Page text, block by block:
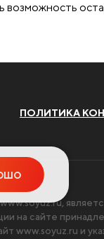
возможность
ПОЛИТИКА
www.soyuz.ru,
на сайте
www.soyuz.ru и